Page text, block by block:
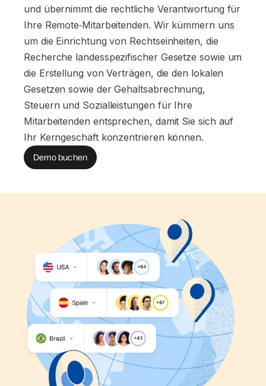
und übernimmt die rechtliche Verantwortung für
Ihre Remote‑Mitarbeitenden. Wir kümmern uns
um die Einrichtung von Rechtseinheiten, die
Recherche landesspezifischer Gesetze sowie um
die Erstellung von Verträgen, die den lokalen
Gesetzen sowie der Gehaltsabrechnung,
Steuern und Sozialleistungen für Ihre
Mitarbeitenden entsprechen, damit Sie sich auf
Ihr Kerngeschäft konzentrieren können.
Demo buchen